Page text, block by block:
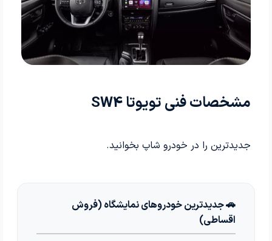
مشخصات فنی تویوتا SW4
جدیدترین را در خودرو شاپ بخوانید.
🚗 جدیدترین خودروهای نمایشگاه (فروش
اقساطی)